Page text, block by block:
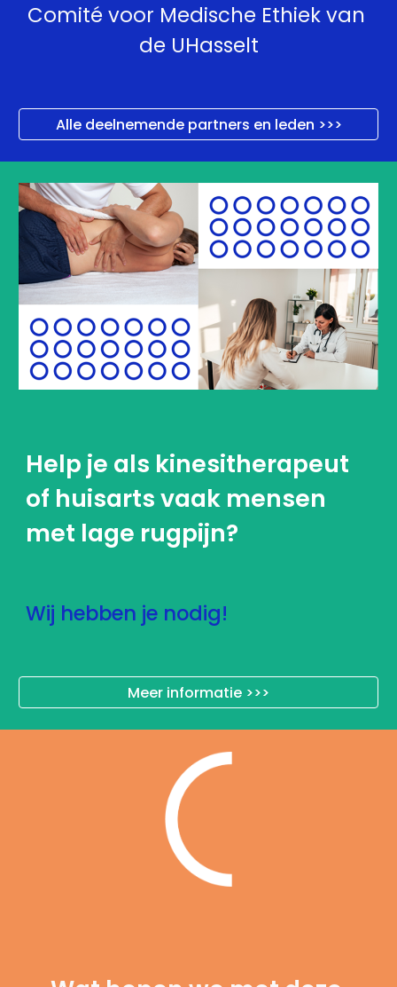
Comité voor Medische Ethiek van
de UHasselt
Alle deelnemende partners en leden >>>
Help je als kinesitherapeut
of huisarts vaak mensen
met lage rugpijn?
Wij hebben je nodig!
Meer informatie >>>